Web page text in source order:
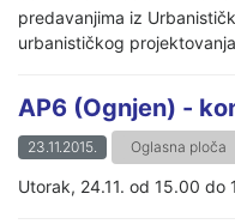
predavanjima iz
urbanističkog
AP6 (Ognjen) -
23.11.2015. Oglasna ploča
Utorak, 24.11. od 15.00 do